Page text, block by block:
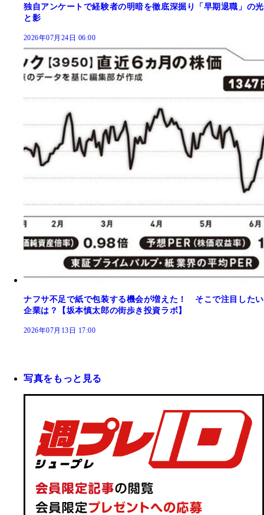
独自アンケートで経験者の明暗を徹底深掘り「早期退職」の光
と影
2026年07月24日 06:00
ナフサ不足で紙で包装する機会が増えた！ そこで注目したい
企業は？【坂本慎太郎の街歩き投資ラボ】
2026年07月13日 17:00
写真をもっと見る